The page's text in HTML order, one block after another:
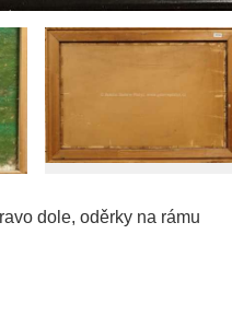
dole, oděrky na rámu